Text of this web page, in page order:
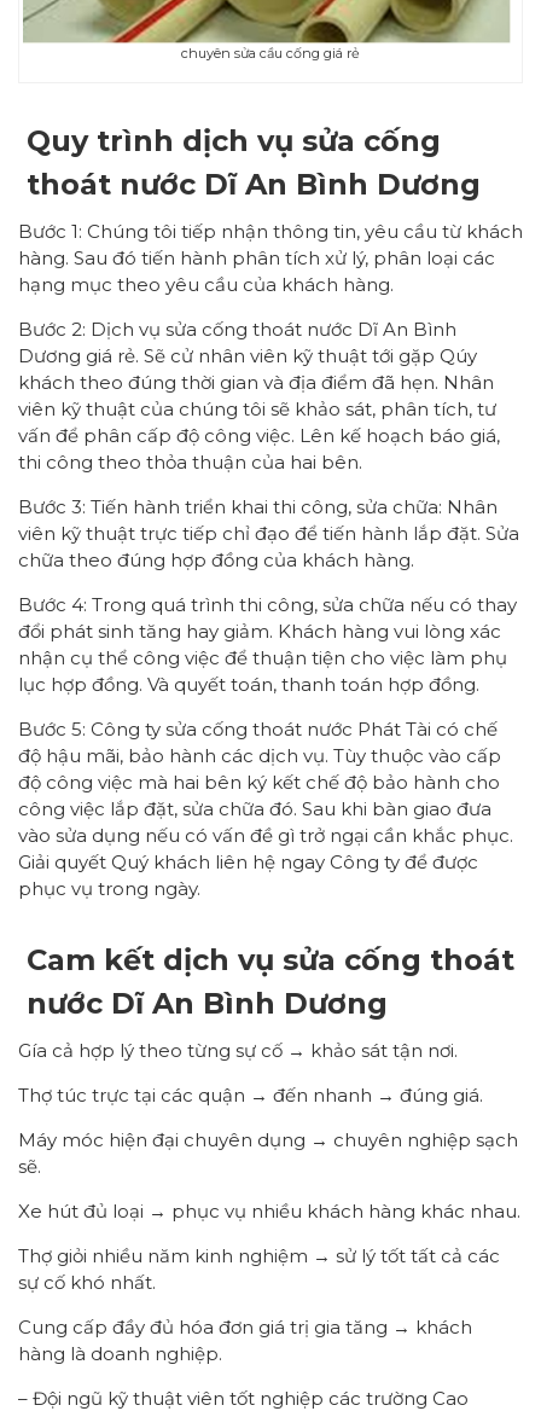
chuyên sửa cầu cống giá rẻ
Quy trình dịch vụ sửa cống
thoát nước Dĩ An Bình Dương
Bước 1: Chúng tôi tiếp nhận thông tin, yêu cầu từ khách
hàng. Sau đó tiến hành phân tích xử lý, phân loại các
hạng mục theo yêu cầu của khách hàng.
Bước 2: Dịch vụ sửa cống thoát nước Dĩ An Bình
Dương giá rẻ. Sẽ cử nhân viên kỹ thuật tới gặp Qúy
khách theo đúng thời gian và địa điểm đã hẹn. Nhân
viên kỹ thuật của chúng tôi sẽ khảo sát, phân tích, tư
vấn để phân cấp độ công việc. Lên kế hoạch báo giá,
thi công theo thỏa thuận của hai bên.
Bước 3: Tiến hành triển khai thi công, sửa chữa: Nhân
viên kỹ thuật trực tiếp chỉ đạo để tiến hành lắp đặt. Sửa
chữa theo đúng hợp đồng của khách hàng.
Bước 4: Trong quá trình thi công, sửa chữa nếu có thay
đổi phát sinh tăng hay giảm. Khách hàng vui lòng xác
nhận cụ thể công việc để thuận tiện cho việc làm phụ
lục hợp đồng. Và quyết toán, thanh toán hợp đồng.
Bước 5: Công ty sửa cống thoát nước Phát Tài có chế
độ hậu mãi, bảo hành các dịch vụ. Tùy thuộc vào cấp
độ công việc mà hai bên ký kết chế độ bảo hành cho
công việc lắp đặt, sửa chữa đó. Sau khi bàn giao đưa
vào sửa dụng nếu có vấn đề gì trở ngại cần khắc phục.
Giải quyết Quý khách liên hệ ngay Công ty để được
phục vụ trong ngày.
Cam kết dịch vụ sửa cống thoát
nước Dĩ An Bình Dương
Gía cả hợp lý theo từng sự cố → khảo sát tận nơi.
Thợ túc trực tại các quận → đến nhanh → đúng giá.
Máy móc hiện đại chuyên dụng → chuyên nghiệp sạch
sẽ.
Xe hút đủ loại → phục vụ nhiều khách hàng khác nhau.
Thợ giỏi nhiều năm kinh nghiệm → sử lý tốt tất cả các
sự cố khó nhất.
Cung cấp đầy đủ hóa đơn giá trị gia tăng → khách
hàng là doanh nghiệp.
– Đội ngũ kỹ thuật viên tốt nghiệp các trường Cao